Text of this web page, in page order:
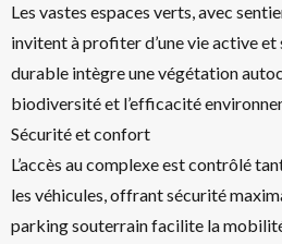
Les vastes espaces verts, avec
invitent à profiter d’une vie active et
durable intègre une végétation
biodiversité et l’efficacité
Sécurité et confort
L’accès au complexe est contrôlé
les véhicules, offrant sécurité
parking souterrain facilite la